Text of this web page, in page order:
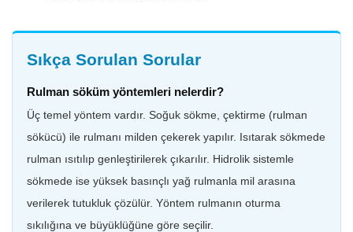
Sıkça Sorulan Sorular
Rulman söküm yöntemleri nelerdir?
Üç temel yöntem vardır. Soğuk sökme, çektirme (rulman
sökücü) ile rulmanı milden çekerek yapılır. Isıtarak sökmede
rulman ısıtılıp genleştirilerek çıkarılır. Hidrolik sistemle
sökmede ise yüksek basınçlı yağ rulmanla mil arasına
verilerek tutukluk çözülür. Yöntem rulmanın oturma
sıkılığına ve büyüklüğüne göre seçilir.